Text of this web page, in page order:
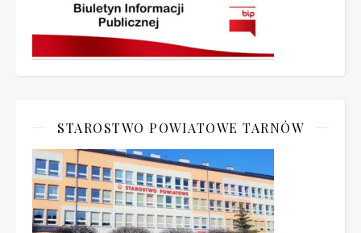
STAROSTWO POWIATOWE TARNÓW